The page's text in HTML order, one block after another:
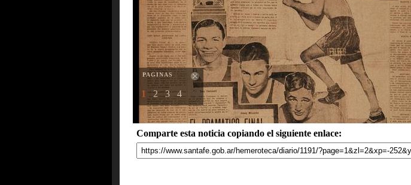
PAGINAS
1 2 3 4
Comparte esta noticia copiando el siguiente enlace: